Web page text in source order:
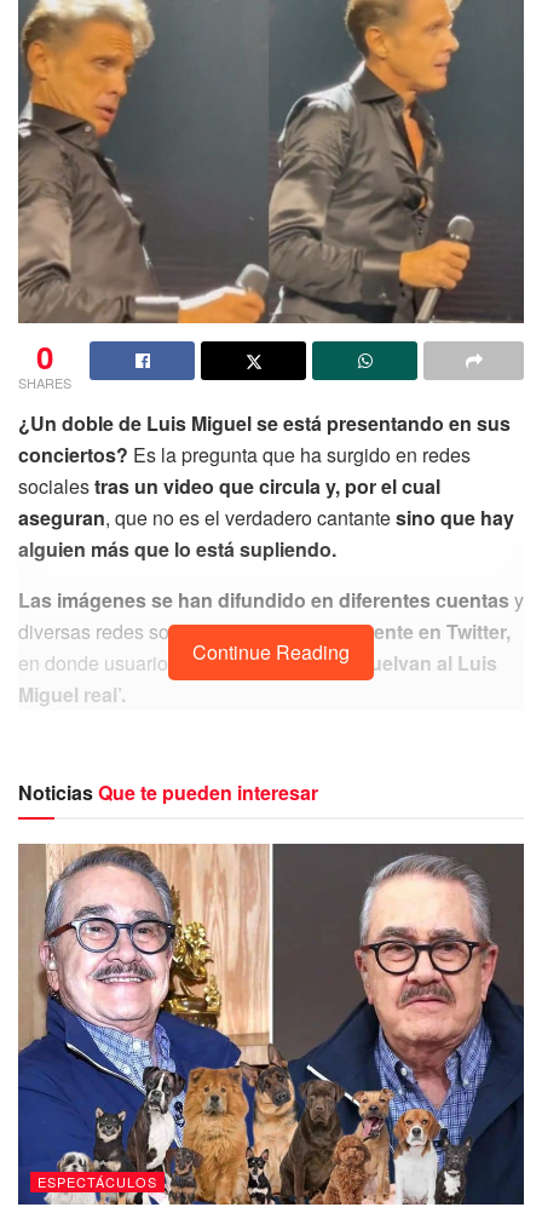
0
SHARES
¿Un doble de Luis Miguel se está presentando en sus
conciertos? Es la pregunta que ha surgido en redes
socialestras un video que circula y, por el cual
aseguran, que no es el verdadero cantantesino que hay
alguien más que lo está supliendo.
Las imágenes se han difundido en diferentes cuentasy
diversas redes sociales,pero principalmente en Twitter,
en donde usuarios
han pedido que ‘devuelvan al Luis
Miguel real’.
Es o no Luis Miguel”, pregunto un usuario de Twitter junto
video en donde se ve al cantante vestido de negro.
El video ha causado tal polémica que ha dado lugar a
comentarios como:
“Sí es Luis Miguel, obvio se puso a dieta, Es
un reptiliano disfrazado de Luis Miguel. Ya lo
cambiaron por otro LuisMi como a los
Beatles Claro que es Está flaquísimo”.
Mientrasunos opinan que sí es el verdadero Luis
Miguel,pero más delgado y mayor,otros siguen
Continue Reading
NoticiasQue te pueden interesar
ESPECTÁCULOS